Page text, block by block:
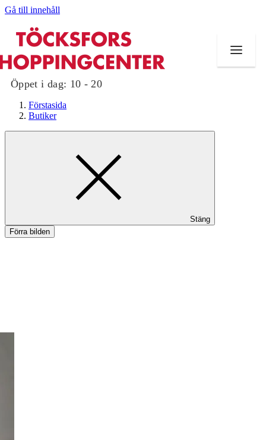
Gå till innehåll
Öppet i dag: 10 - 20
Mat och dryck
Erbjudanden
Förstasida
Butiker
Stäng
Förra bilden